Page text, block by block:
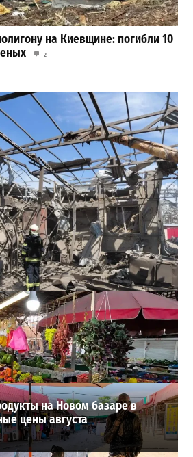
на Киевщине: погибли 10
2
пострадавших после атаки
(фото)
2
на Новом базаре в
цены августа